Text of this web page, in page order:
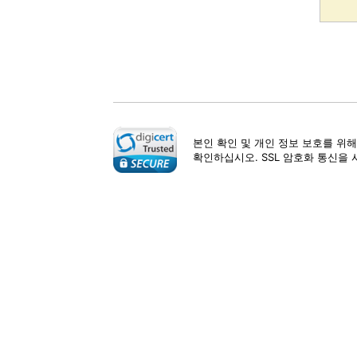
본인 확인 및 개인 정보 보호를 위
확인하십시오. SSL 암호화 통신을